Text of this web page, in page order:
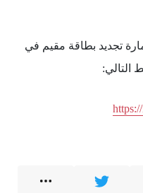
تجديد بطاقة مقيم في
التالي: